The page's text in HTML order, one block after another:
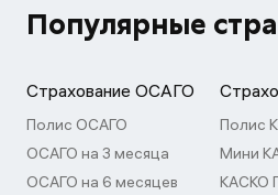
Популярные
Страхование ОСАГО
Полис ОСАГО
ОСАГО на 3 месяца
ОСАГО на 6 месяцев
Полис
Мини
КАСКО